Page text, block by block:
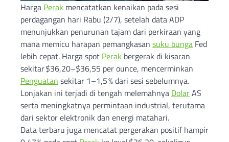
Harga Perak mencatatkan kenaikan pada sesi
perdagangan hari Rabu (2/7), setelah data ADP
menunjukkan penurunan tajam dari perkiraan yang
mana memicu harapan pemangkasan suku bunga Fed
lebih cepat. Harga spot Perak bergerak di kisaran
sekitar $36,20–$36,55 per ounce, mencerminkan
Penguatan sekitar 1–1,5 % dari sesi sebelumnya.
Lonjakan ini terjadi di tengah melemahnya DolarAS
serta meningkatnya permintaan industrial, terutama
dari sektor elektronik dan energi matahari.
Data terbaru juga mencatat pergerakan positif hampir